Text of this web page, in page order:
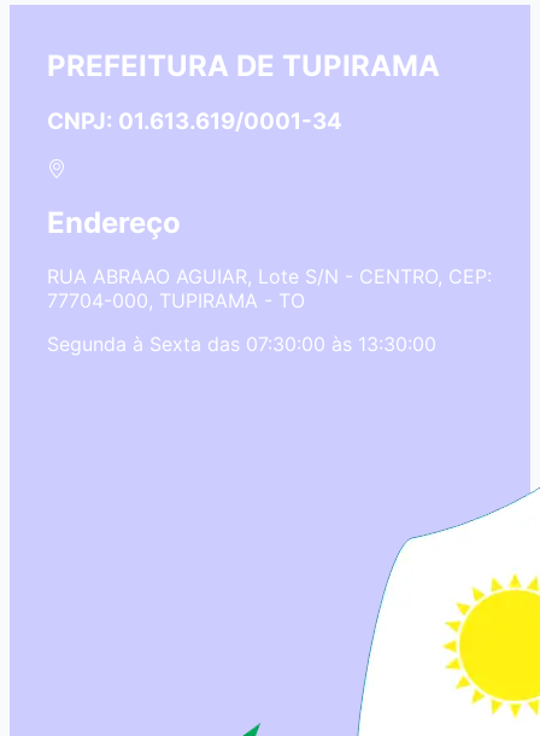
PREFEITURA DE TUPIRAMA
CNPJ: 01.613.619/0001-34
Endereço
RUA ABRAAO AGUIAR, Lote S/N - CENTRO, CEP:
77704-000, TUPIRAMA - TO
Segunda à Sexta das 07:30:00 às 13:30:00